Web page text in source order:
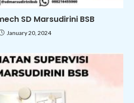
SD Marsudirini BSB
January 20, 2024